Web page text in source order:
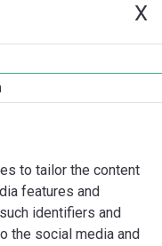
X
to tailor the content
features and
identifiers and
the social media and